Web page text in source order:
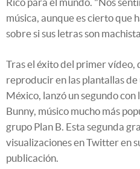
música, aunque es cierto que
sobre si sus letras son
Tras el éxito del primer vídeo,
reproducir en las plantallas
México, lanzó un segundo con
Bunny, músico mucho más
grupo Plan B. Esta segunda
visualizaciones en Twitter en
publicación.